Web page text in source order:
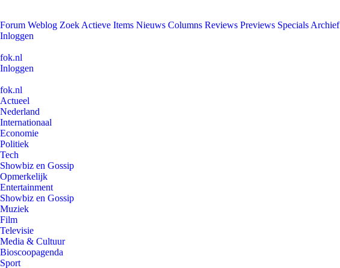
Forum Weblog Zoek Actieve Items Nieuws Columns Reviews Previews Specials Archief
Inloggen
fok.nl
Inloggen
fok.nl
Actueel
Nederland
Internationaal
Economie
Politiek
Tech
Showbiz en Gossip
Opmerkelijk
Entertainment
Showbiz en Gossip
Muziek
Film
Televisie
Media & Cultuur
Bioscoopagenda
Sport